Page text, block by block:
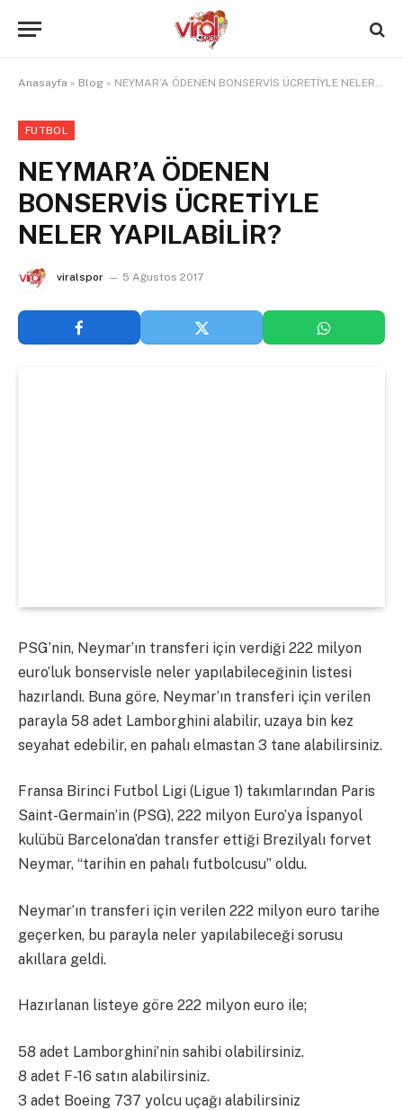
Anasayfa » Blog » NEYMAR’A ÖDENEN BONSERVİS ÜCRETİYLE NELER YAPILABİLİR?
FUTBOL
NEYMAR’A ÖDENEN
BONSERVİS ÜCRETİYLE
NELER YAPILABİLİR?
viralspor 5 Ağustos 2017
PSG’nin, Neymar’ın transferi için verdiği 222 milyon
euro’luk bonservisle neler yapılabileceğinin listesi
hazırlandı. Buna göre, Neymar’ın transferi için verilen
parayla 58 adet Lamborghini alabilir, uzaya bin kez
seyahat edebilir, en pahalı elmastan 3 tane alabilirsiniz.
Fransa Birinci Futbol Ligi (Ligue 1) takımlarından Paris
Saint-Germain’in (PSG), 222 milyon Euro’ya İspanyol
kulübü Barcelona’dan transfer ettiği Brezilyalı forvet
Neymar, “tarihin en pahalı futbolcusu” oldu.
Neymar’ın transferi için verilen 222 milyon euro tarihe
geçerken, bu parayla neler yapılabileceği sorusu
akıllara geldi.
Hazırlanan listeye göre 222 milyon euro ile;
58 adet Lamborghini’nin sahibi olabilirsiniz.
8 adet F-16 satın alabilirsiniz.
3 adet Boeing 737 yolcu uçağı alabilirsiniz